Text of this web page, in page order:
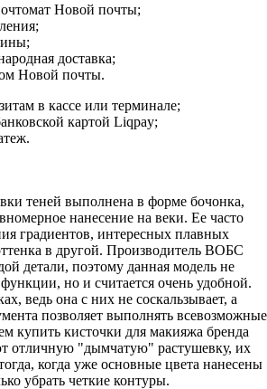
Новой почты;
доставка;
Новой почты.
в кассе или терминале;
картой Liqpay;
теней выполнена в форме бочонка,
нанесение на веки. Ее часто
градиентов, интересных плавных
в другой. Производитель ВОБС
детали, поэтому данная модель не
но и считается очень удобной.
ведь она с них не соскальзывает, а
позволяет выполнять всевозможные
купить кисточки для макияжа бренда
отличную "дымчатую" растушевку, их
когда уже основные цвета нанесены
убрать четкие контуры.